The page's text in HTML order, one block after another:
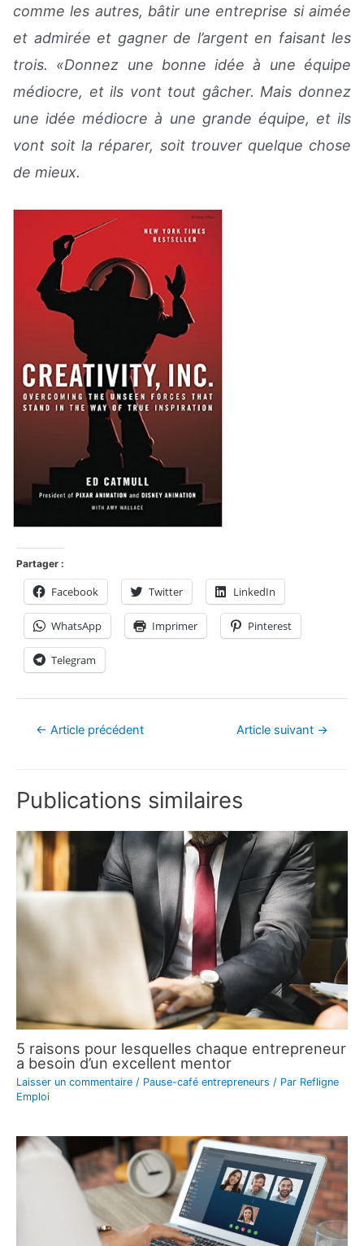
comme les autres, bâtir une entreprise si aimée
et admirée et gagner de l’argent en faisant les
trois. «Donnez une bonne idée à une équipe
médiocre, et ils vont tout gâcher. Mais donnez
une idée médiocre à une grande équipe, et ils
vont soit la réparer, soit trouver quelque chose
de mieux.
Partager :
Facebook Twitter LinkedIn
WhatsApp Imprimer Pinterest
Telegram
← Article précédent Article suivant →
Publications similaires
5 raisons pour lesquelles chaque entrepreneur
a besoin d’un excellent mentor
Laisser un commentaire / Pause-café entrepreneurs / Par Refligne
Emploi